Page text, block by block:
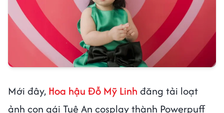
Mới đây, Hoa hậu Đỗ Mỹ Linh đăng tải loạt
ảnh con gái Tuệ An cosplay thành Powerpuff